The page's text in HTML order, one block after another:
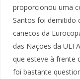
proporcionou uma
Santos foi demitido
canecos da
das Nações da
que esteve à frente
foi bastante